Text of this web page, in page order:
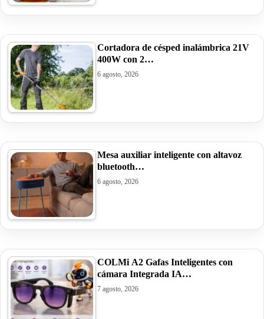
Cortadora de césped inalámbrica 21V
400W con 2…
6 agosto, 2026
Mesa auxiliar inteligente con altavoz
bluetooth…
6 agosto, 2026
COLMi A2 Gafas Inteligentes con
cámara Integrada IA…
7 agosto, 2026